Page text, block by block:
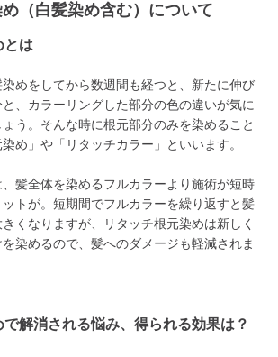
（白髪染め含む）について
とは
めをしてから数週間も経つと、新たに伸び
、カラーリングした部分の色の違いが気に
う。そんな時に根元部分のみを染めること
め」や「リタッチカラー」といいます。
髪全体を染めるフルカラーより施術が短時
トが。短期間でフルカラーを繰り返すと髪
くなりますが、リタッチ根元染めは新しく
染めるので、髪へのダメージも軽減されま
で解消される悩み、得られる効果は？